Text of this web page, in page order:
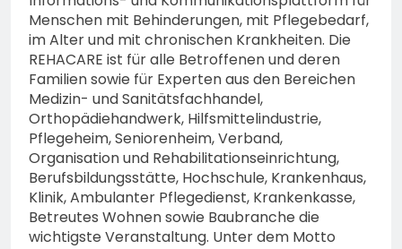
Menschen mit Behinderungen, mit Pflegebedarf,
im Alter und mit chronischen Krankheiten. Die
REHACARE ist für alle Betroffenen und deren
Familien sowie für Experten aus den Bereichen
Medizin- und Sanitätsfachhandel,
Orthopädiehandwerk, Hilfsmittelindustrie,
Pflegeheim, Seniorenheim, Verband,
Organisation und Rehabilitationseinrichtung,
Berufsbildungsstätte, Hochschule, Krankenhaus,
Klinik, Ambulanter Pflegedienst, Krankenkasse,
Betreutes Wohnen sowie Baubranche die
wichtigste Veranstaltung. Unter dem Motto